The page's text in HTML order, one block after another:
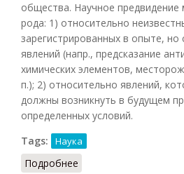
общества. Научное
рода: 1) относительно
зарегистрированных в опыте,
явлений (напр., предсказание
химических элементов,
п.); 2) относительно явлений,
должны возникнуть в будущем
определенных условий.
Tags:
Наука
Подробнее